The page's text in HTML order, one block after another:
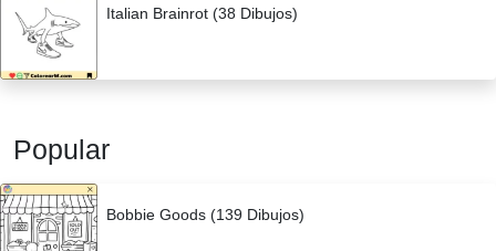
Italian Brainrot (38 Dibujos)
Popular
Bobbie Goods (139 Dibujos)